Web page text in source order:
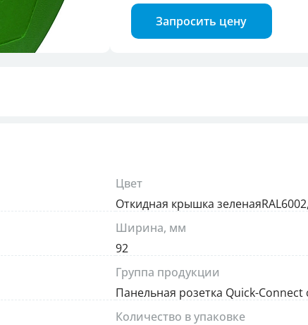
Запросить цену
Цвет
Откидная крышка
Ширина, мм
92
Группа продукции
Панельная розетка Quick-Connect
Количество в упаковке